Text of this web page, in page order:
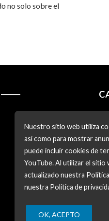
Nuestro sitio web utiliza
así como para mostrar
puede incluir cookies de
YouTube. Al utilizar el sitio
actualizado nuestra
nuestra Política de
OK, ACEPTO
no solo sobre el